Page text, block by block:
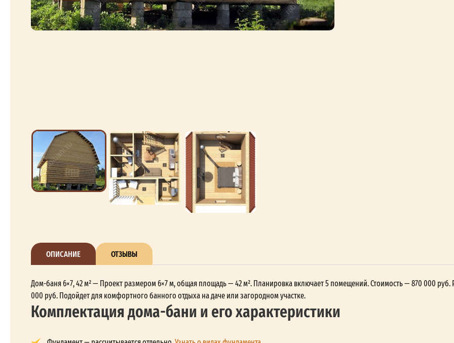
ОПИСАНИЕ ОТЗЫВЫ
Дом-баня 6×7, 42 м² — Проект размером 6×7 м, общая площадь — 42 м². Планировка включает 5 помещений. Стоимость — 870 000 руб.
000 руб. Подойдет для комфортного банного отдыха на даче или загородном участке.
Комплектация дома-бани и его характеристики